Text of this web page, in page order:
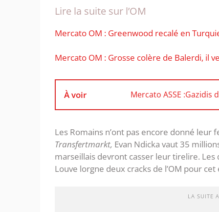
Lire la suite sur l’OM
Mercato OM : Greenwood recalé en
Mercato OM : Grosse colère de Balerdi, il
À voir Mercato ASSE :Gazidis
Les Romains n’ont pas encore donné leur
Transfertmarkt, Evan Ndicka vaut 35
marseillais devront casser leur tirelire.
Louve lorgne deux cracks de l’OM pour
LA SUITE